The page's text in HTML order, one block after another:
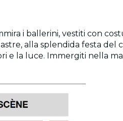
i ballerini, vestiti con
alla splendida festa del
e la luce. Immergiti nella